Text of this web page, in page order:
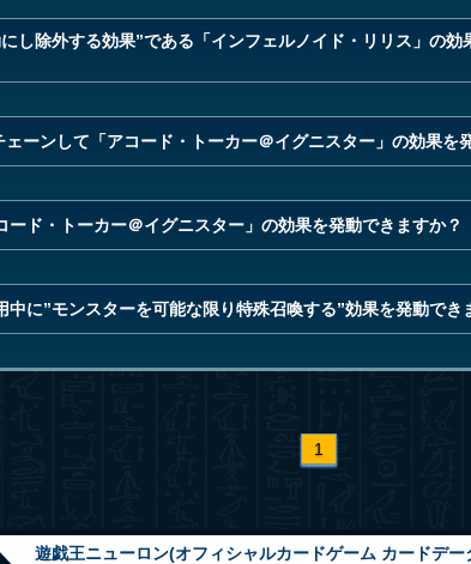
し除外する効果”である「インフェルノイド・リリス」の効
ェーンして「アコード・トーカー＠イグニスター」の効果を
ード・トーカー＠イグニスター」の効果を発動できますか？
中に”モンスターを可能な限り特殊召喚する”効果を発動でき
1
遊戯王ニューロン(オフィシャルカードゲーム カードデー